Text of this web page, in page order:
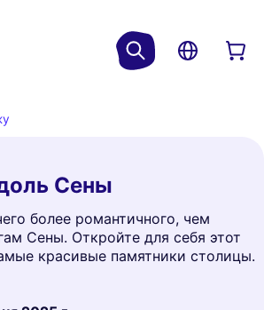
Сены
более романтичного, чем
Сены. Откройте для себя этот
красивые памятники столицы.